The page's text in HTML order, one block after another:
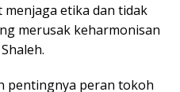
etika dan tidak
merusak keharmonisan
pentingnya peran tokoh